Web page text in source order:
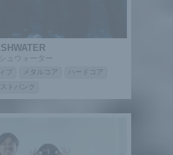
ュウォーター
ブ メタルコア
ハードコア
ストパンク